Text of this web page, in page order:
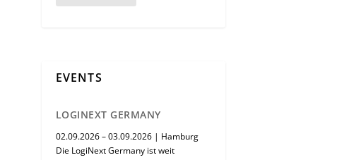
EVENTS
LOGINEXT GERMANY
02.09.2026 – 03.09.2026 | Hamburg
Die LogiNext Germany ist weit